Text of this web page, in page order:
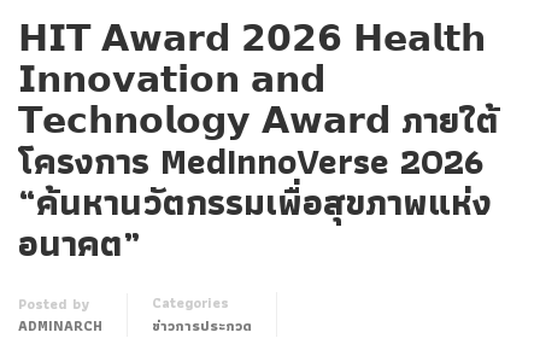
𝗛𝗜𝗧 𝗔𝘄𝗮𝗿𝗱 𝟮𝟬𝟮𝟲 𝗛𝗲𝗮𝗹𝘁𝗵
𝗜𝗻𝗻𝗼𝘃𝗮𝘁𝗶𝗼𝗻 𝗮𝗻𝗱
𝗧𝗲𝗰𝗵𝗻𝗼𝗹𝗼𝗴𝘆 𝗔𝘄𝗮𝗿𝗱 ภายใต้
โครงการ MedInnoVerse 2026
“ค้นหานวัตกรรมเพื่อสุขภาพแห่ง
อนาคต”
Posted by
ADMINARCH
Categories
ข่าวการประกวด